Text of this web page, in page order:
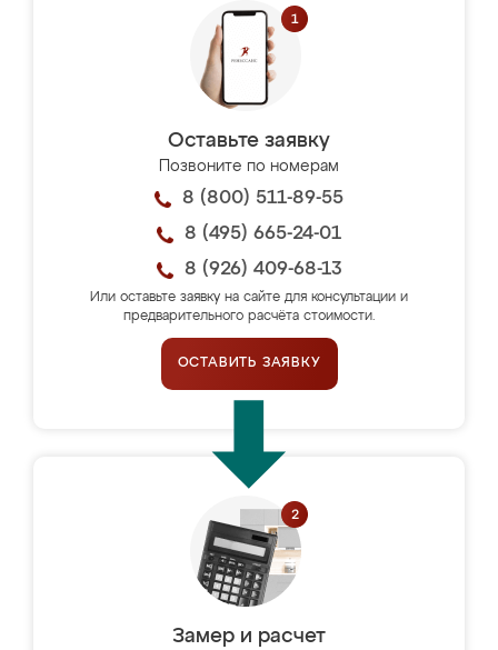
Оставьте заявку
Позвоните по номерам
8 (800) 511-89-55
8 (495) 665-24-01
8 (926) 409-68-13
Или оставьте заявку на сайте для консультации и
предварительного расчёта стоимости.
ОСТАВИТЬ ЗАЯВКУ
Замер и расчет